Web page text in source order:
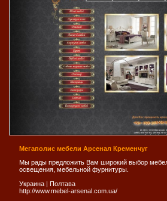
Мегаполис мебели Арсенал Кременчуг
Мы рады предложить Вам широкий выбор
освещения, мебельной фурнитуры.
Украина
Полтава
http://www.mebel-arsenal.com.ua/